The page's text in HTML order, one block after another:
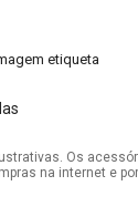
etiqueta
Os
na internet e